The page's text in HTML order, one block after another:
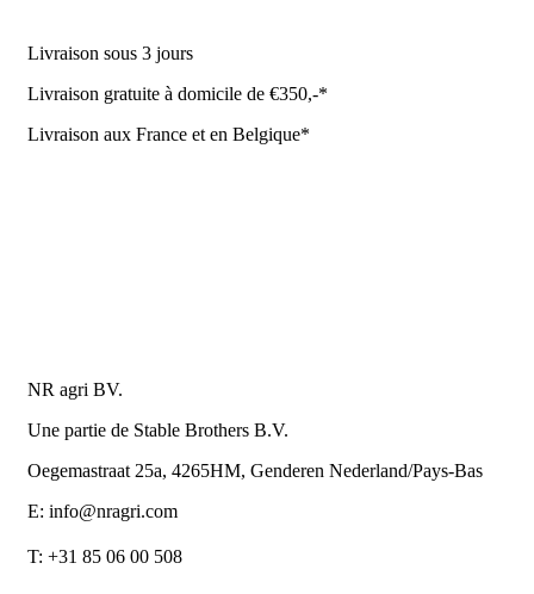
Livraison sous 3 jours
Livraison gratuite à domicile de €350,-*
Livraison aux France et en Belgique*
NR agri BV.
Une partie de Stable Brothers B.V.
Oegemastraat 25a, 4265HM, Genderen Nederland/Pays-Bas
E: info@nragri.com
T: +31 85 06 00 508